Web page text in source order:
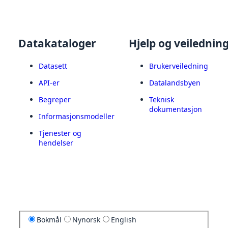
Datakataloger
Datasett
API-er
Begreper
Informasjonsmodeller
Tjenester og
hendelser
Hjelp og
Brukerveiledning
Datalandsbyen
Teknisk
dokumentasjon
Bokmål Nynorsk English